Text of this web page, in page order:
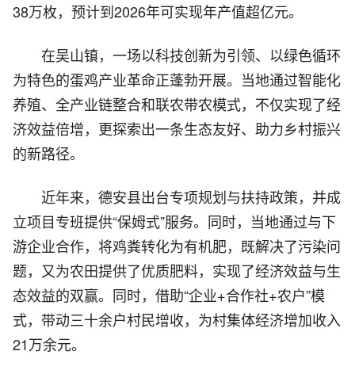
38万枚，预计到2026年可实现年产值超亿元。
在吴山镇，一场以科技创新为引领、以绿色循环
为特色的蛋鸡产业革命正蓬勃开展。当地通过智能化
养殖、全产业链整合和联农带农模式，不仅实现了经
济效益倍增，更探索出一条生态友好、助力乡村振兴
的新路径。
近年来，德安县出台专项规划与扶持政策，并成
立项目专班提供“保姆式”服务。同时，当地通过与下
游企业合作，将鸡粪转化为有机肥，既解决了污染问
题，又为农田提供了优质肥料，实现了经济效益与生
态效益的双赢。同时，借助“企业+合作社+农户”模
式，带动三十余户村民增收，为村集体经济增加收入
21万余元。